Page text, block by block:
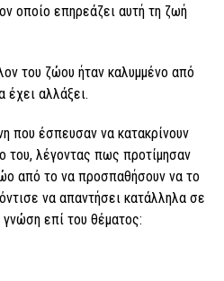
οποίο επηρεάζει αυτή τη ζωή
του ζώου ήταν καλυμμένο από
έχει αλλάξει.
που έσπευσαν να κατακρίνουν
του, λέγοντας πως προτίμησαν
από το να προσπαθήσουν να το
να απαντήσει κατάλληλα σε
επί του θέματος: